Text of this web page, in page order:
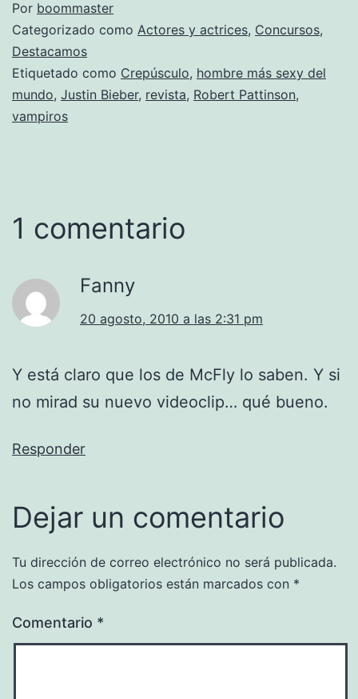
Por boommaster
Categorizado como Actores y actrices, Concursos,
Destacamos
Etiquetado como Crepúsculo, hombre más sexy del
mundo, Justin Bieber, revista, Robert Pattinson,
vampiros
1 comentario
Fanny
20 agosto, 2010 a las 2:31 pm
Y está claro que los de McFly lo saben. Y si
no mirad su nuevo videoclip… qué bueno.
Responder
Dejar un comentario
Tu dirección de correo electrónico no será publicada.
Los campos obligatorios están marcados con *
Comentario *